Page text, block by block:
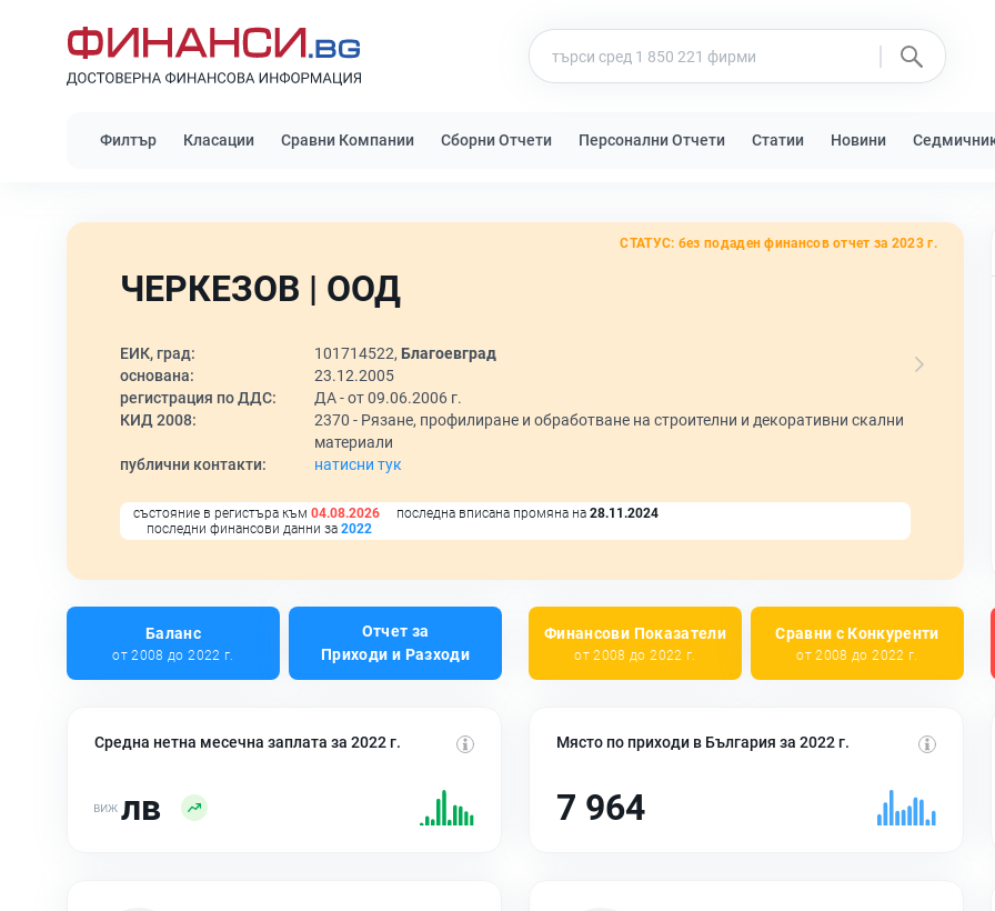
Филтър Класации Сравни Компании Сборни Отчети Персонални Отчети Статии Новини
ЧЕРКЕЗОВ | ООД
СТАТУС: без подаден финансов отчет за 2023 г.
ЕИК, град: 101714522, Благоевград
основана:
23.12.2005
регистрация по ДДС:
ДА - от 09.06.2006 г.
КИД 2008:
2370 - Рязане, профилиране и обработване на строителни и декоративни скални
материали
публични контакти:
натисни тук
състояние в регистъра към 04.08.2026 последна вписана промяна на 28.11.2024
последни финансови данни за 2022
Баланс
от 2008 до 2022 г.
Отчет за
Приходи и Разходи
Финансови Показатели
от 2008 до 2022 г.
Сравни с Конкуренти
от 2008 до 2022 г.
Средна нетна месечна заплата за 2022 г.
лв
Място по приходи в България за 2022 г.
7 964